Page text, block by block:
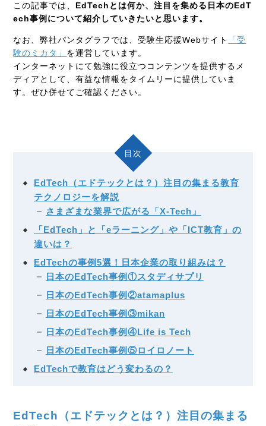
この記事では、 EdTechとは何か、注目を集める日本のEdT
ech事例について紹介していきたいと思います。
なお、弊社パンタグラフでは、受験生応援Webサイト
「受
験のミカタ」 を運営しています。
インターネットにて勉強に役立つコンテンツを提供するメ
ディアとして、有益な情報をタイムリーに提供していま
す。ぜひ併せてご確認ください。
目次
EdTech（エドテックとは？）注目の集まる教育
テクノロジーを解説
さまざまな業界で広がる「X-Tech」
「EdTech」と「eラーニング」や「ICT教育」の
違いは？
EdTechの事例5選！日本企業の取り組みは？
日本のEdTech事例①スタディサプリ
日本のEdTech事例②atamaplus
日本のEdTech事例③mikan
日本のEdTech事例④Life is Tech
日本のEdTech事例⑤ロイロノート
EdTechで教育はどう変わるの？
EdTech
（エドテックとは？）注目の集まる